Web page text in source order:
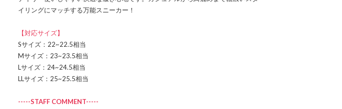
イリングにマッチする万能スニーカー！
【対応サイズ】
Sサイズ：22~22.5相当
Mサイズ：23~23.5相当
Lサイズ：24~24.5相当
LLサイズ：25~25.5相当
-----STAFF COMMENT-----